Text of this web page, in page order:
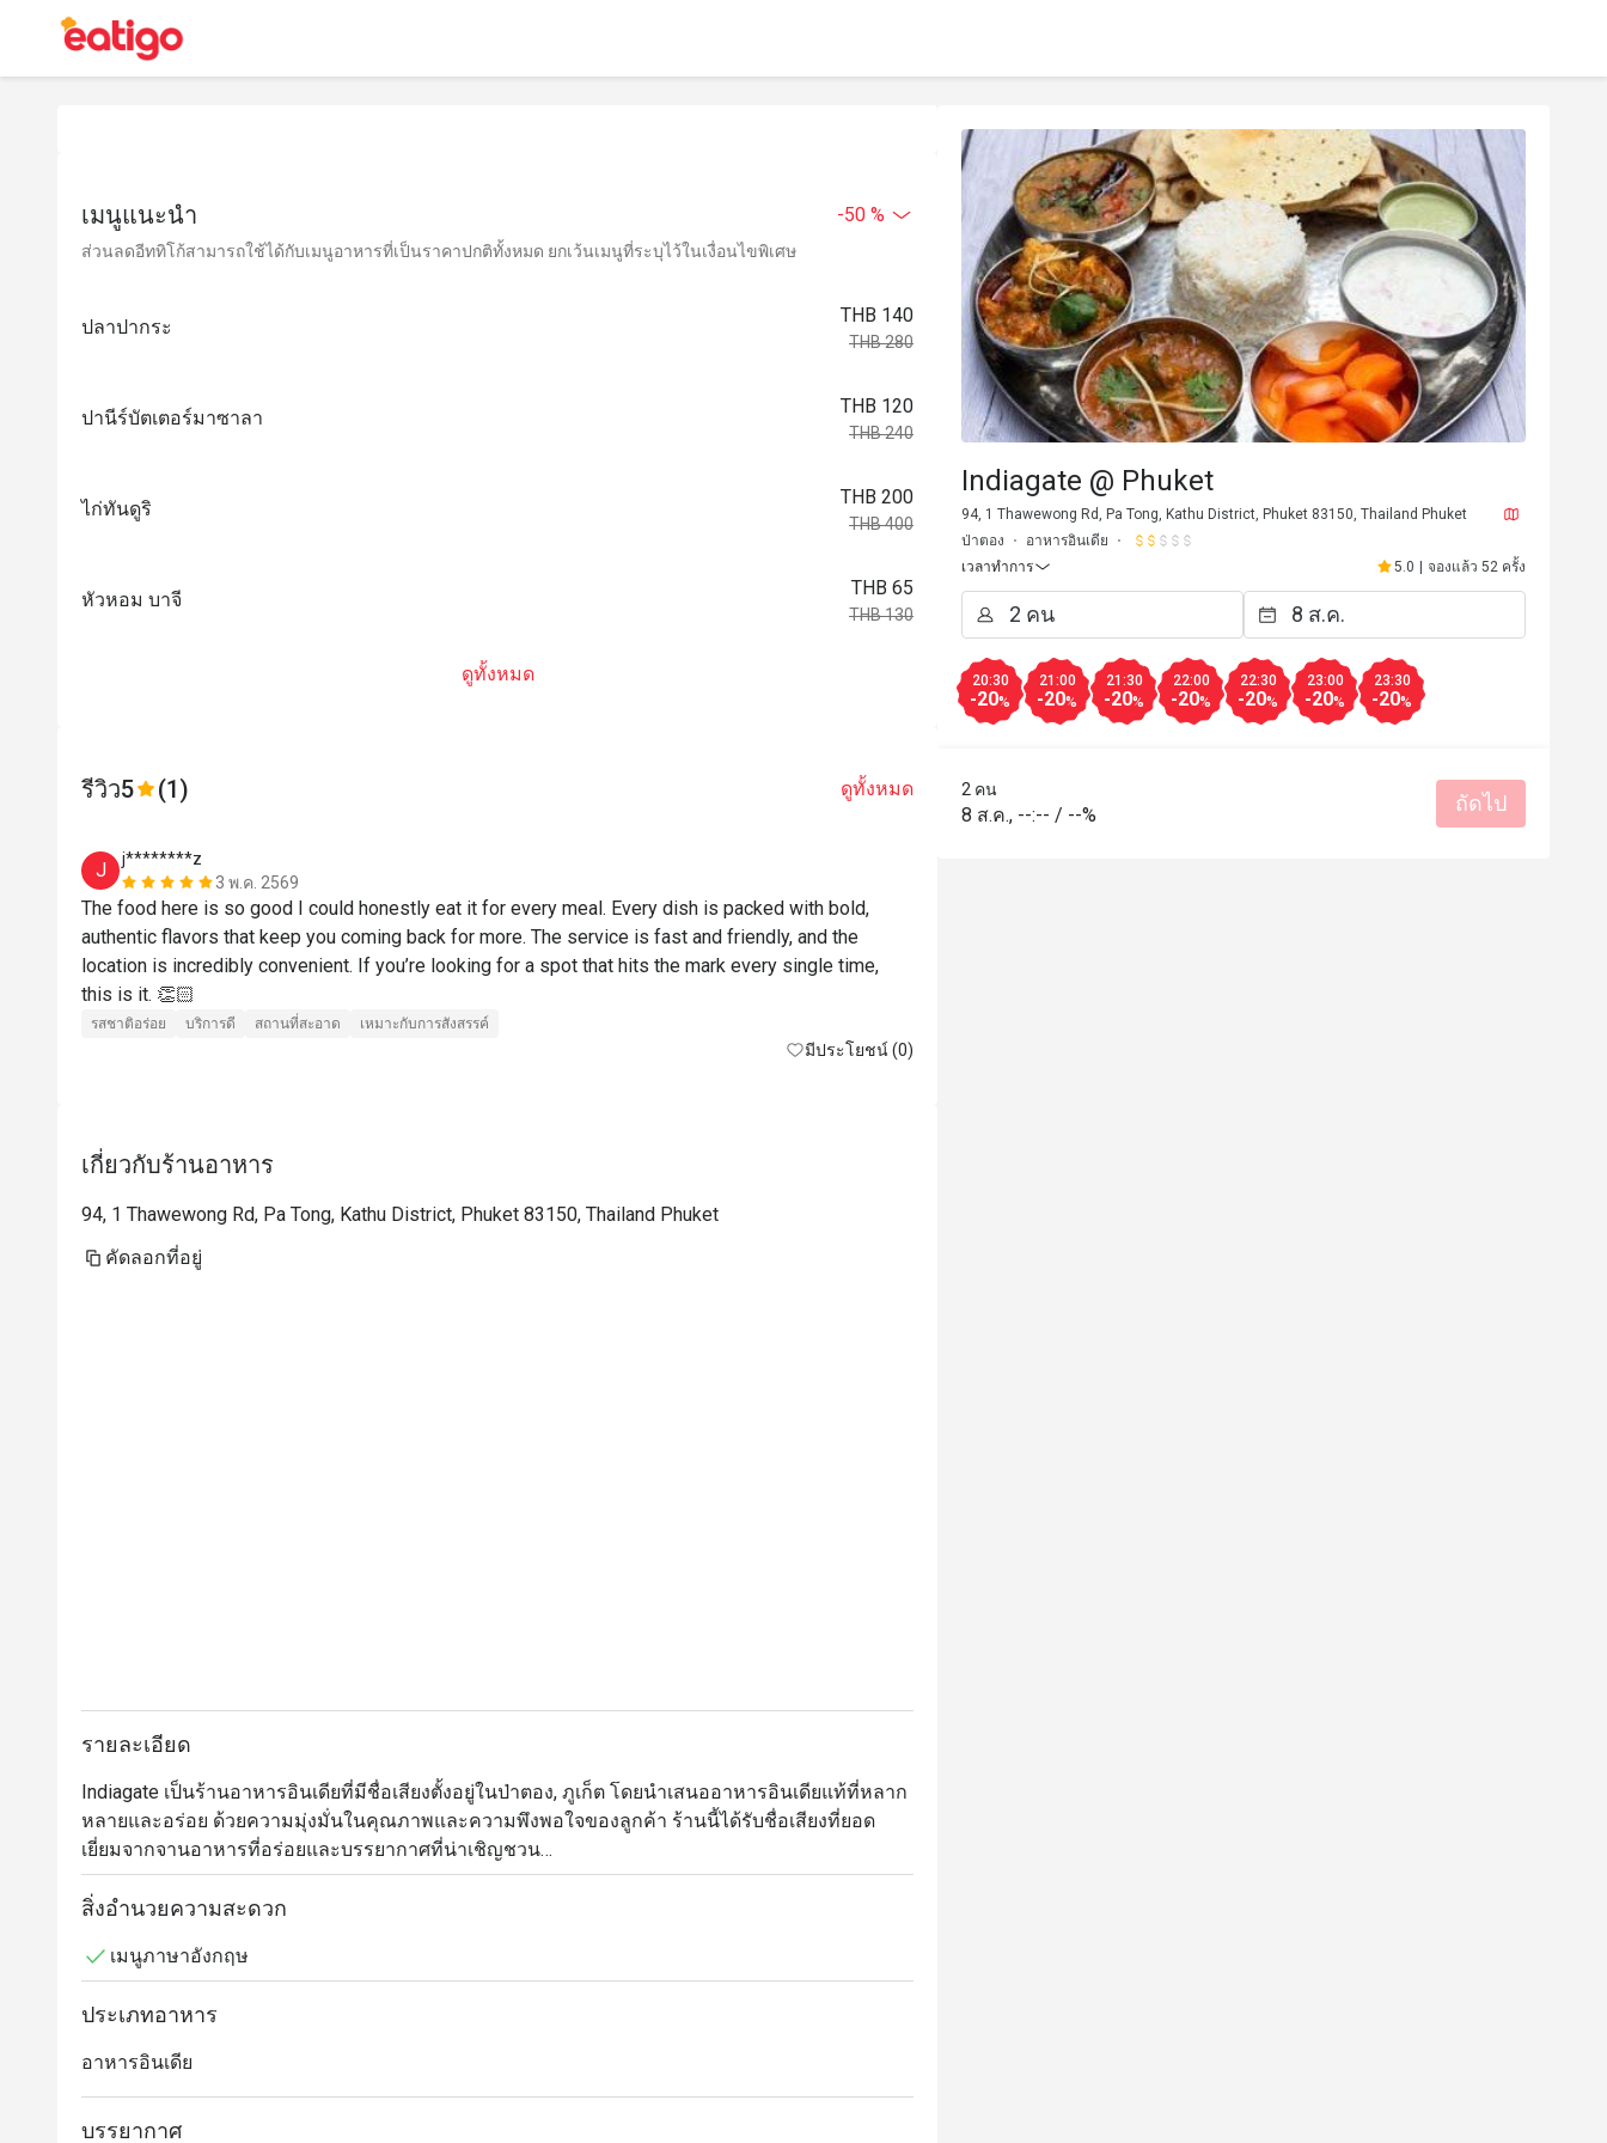
เมนูแนะนำ -50 %
ส่วนลดอีททิโก้สามารถใช้ได้กับเมนูอาหารที่เป็นราคาปกติทั้งหมด ยกเว้นเมนูที่ระบุไว้ในเงื่อนไขพิเศษ
ปลาปากระ
THB 140
THB 280
ปานีร์บัตเตอร์มาซาลา
THB 120
THB 240
ไก่ทันดูริ
THB 200
THB 400
หัวหอม บาจี
THB 65
THB 130
ดูทั้งหมด
รีวิว5 (1) ดูทั้งหมด
J
j********z
3 พ.ค. 2569
The food here is so good I could honestly eat it for every meal. Every dish is packed with bold,
authentic flavors that keep you coming back for more. The service is fast and friendly, and the
location is incredibly convenient. If you’re looking for a spot that hits the mark every single time,
this is it. 👏🏻
รสชาติอร่อย บริการดี สถานที่สะอาด เหมาะกับการสังสรรค์
มีประโยชน์ (0)
เกี่ยวกับร้านอาหาร
94, 1 Thawewong Rd, Pa Tong, Kathu District, Phuket 83150, Thailand Phuket
คัดลอกที่อยู่
รายละเอียด
Indiagate เป็นร้านอาหารอินเดียที่มีชื่อเสียงตั้งอยู่ในป่าตอง, ภูเก็ต โดยนำเสนออาหารอินเดียแท้ที่หลาก
หลายและอร่อย ด้วยความมุ่งมั่นในคุณภาพและความพึงพอใจของลูกค้า ร้านนี้ได้รับชื่อเสียงที่ยอด
เยี่ยมจากจานอาหารที่อร่อยและบรรยากาศที่น่าเชิญชวน
เมนูที่ต้องลองที่ Indiagate: แขกแนะนำให้ลอง Chicken Tikka ซึ่งมีการปรุงที่นุ่มและมีรสชาติที่ดี
นอกจากนี้ ตัวเลือกอาหารมังสวิรัติของร้านยังได้รับการตอบรับที่ดี ทำให้เป็นตัวเลือกที่ยอดเยี่ยมสำหรับ
รีวิว Indiagate: ร้านนี้มีคะแนนรวมที่น่าประทับใจถึง 4.9 โดยมีรีวิวจำนวนมากที่เน้นคุณภาพของอาหาร
อินเดียที่มีคุณภาพสูงเช่นนี้ในป่าตอง
สิ่งอำนวยความสะดวก
เมนูภาษาอังกฤษ
ประเภทอาหาร
อาหารอินเดีย
บรรยากาศ
Indiagate @ Phuket
94, 1 Thawewong Rd, Pa Tong, Kathu District, Phuket 83150, Thailand Phuket
ป่าตอง
อาหารอินเดีย
เวลาทำการ
5.0 จองแล้ว 52 ครั้ง
20:30
-20%
21:00
-20%
21:30
-20%
22:00
-20%
22:30
-20%
23:00
-20%
23:30
-20%
2 คน
8 ส.ค., --:-- / --% ถัดไป